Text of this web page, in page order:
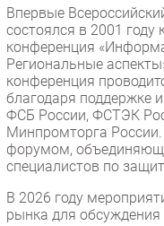
Безопасность
Инновации
CIO/Управление ИТ
Гаджеты
Здоровье
РАЗДЕЛЫ
Новости
Аналитика
Впервые
состоялся в 2001 году
конференция
Региональные
конференция
благодаря поддержке
ФСБ России, ФСТЭК
Минпромторга
форумом,
специалистов по
В 2026 году
рынка для